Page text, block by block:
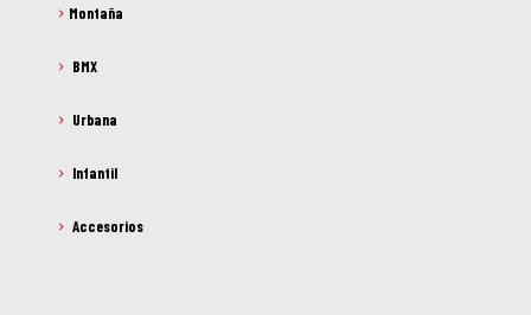
Montaña
BMX
Urbana
Infantil
Accesorios